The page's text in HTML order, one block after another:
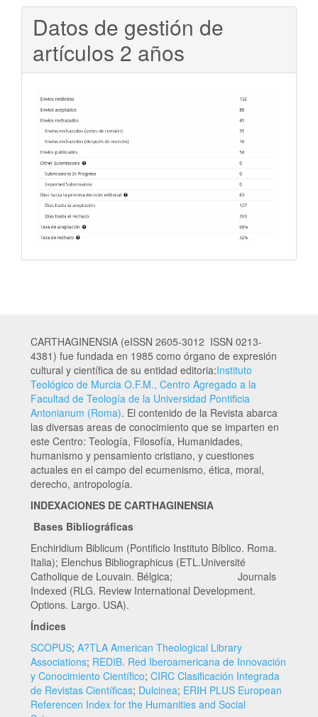
Datos de gestión de
artículos 2 años
CARTHAGINENSIA (eISSN 2605-3012 ISSN 0213-
4381) fue fundada en 1985 como órgano de expresión
cultural y científica de su entidad editoria:Instituto
Teológico de Murcia O.F.M., Centro Agregado a la
Facultad de Teología de la Universidad Pontificia
Antonianum (Roma). El contenido de la Revista abarca
las diversas areas de conocimiento que se imparten en
este Centro: Teología, Filosofía, Humanidades,
humanismo y pensamiento cristiano, y cuestiones
actuales en el campo del ecumenismo, ética, moral,
derecho, antropología.
INDEXACIONES DE CARTHAGINENSIA
Bases Bibliográficas
Enchiridium Biblicum (Pontificio Instituto Bíblico. Roma.
Italia); Elenchus Bibliographicus (ETL.Université
Catholique de Louvain. Bélgica; Journals
Indexed (RLG. Review International Development.
Options. Largo. USA).
Índices
SCOPUS; A?TLA American Theological Library
Associations; REDIB. Red Iberoamericana de Innovación
y Conocimiento Científico; CIRC Clasificación Integrada
de Revistas Científicas; Dulcinea; ERIH PLUS European
Referencen Index for the Humanities and Social